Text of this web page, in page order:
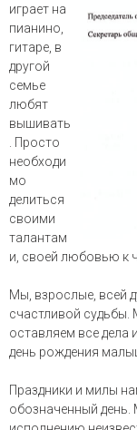
играет на
пианино,
гитаре, в
другой
семье
любят
вышивать
. Просто
необходи
мо
делиться
своими
талантам
и, своей любовью к
Мы, взрослые, всей
счастливой судьбы.
оставляем все дела
день рождения
Праздники и милы
обозначенный день.